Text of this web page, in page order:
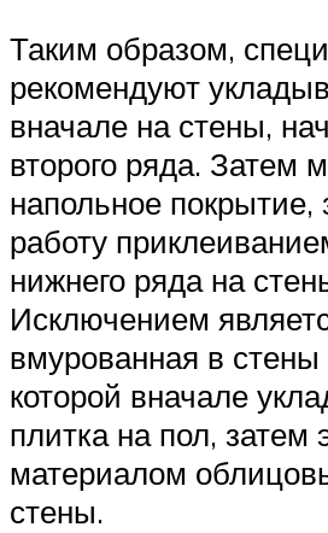
Таким образом,
рекомендуют
вначале на стены,
второго ряда. Затем
напольное покрытие,
работу
нижнего ряда на
Исключением
вмурованная в
которой вначале
плитка на пол, затем
материалом
стены.